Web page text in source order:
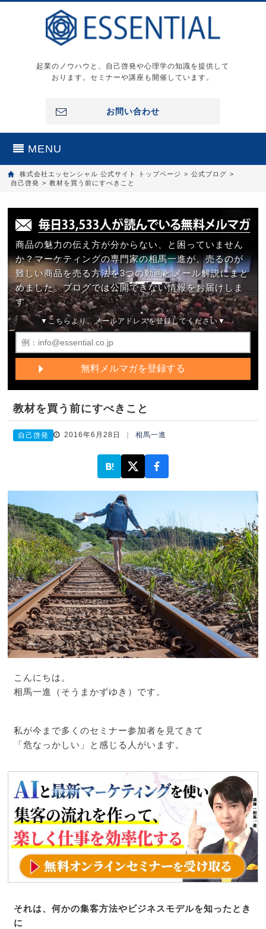
起業のノウハウと、自己啓発や心理学の知識を提供して
おります。セミナーや講座も開催しています。
お問い合わせ
MENU
株式会社エッセンシャル 公式サイト トップページ > 公式ブログ >
自己啓発 > 教材を買う前にすべきこと
商品の魅力の伝え方が分からない、と困っていません
か？マーケティングの専門家の相馬一進が、売るのが
難しい商品を売る方法を3つの動画とメール解説にまと
めました。ブログでは公開できない情報をお届けしま
す。
▼こちらより、メールアドレスを登録してください▼
教材を買う前にすべきこと
自己啓発 2016年6月28日 相馬一進
こんにちは。
相馬一進（そうまかずゆき）です。
私が今まで多くのセミナー参加者を見てきて
「危なっかしい」と感じる人がいます。
それは、何かの集客方法やビジネスモデルを知ったとき
に